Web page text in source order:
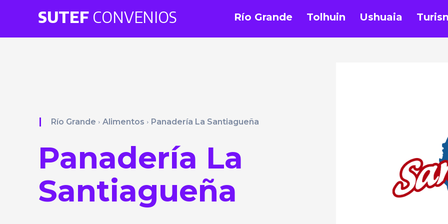
SUTEF CONVENIOS Río Grande Tolhuin Ushuaia
Río Grande Alimentos Panadería La Santiagueña
Panadería La
Santiagueña